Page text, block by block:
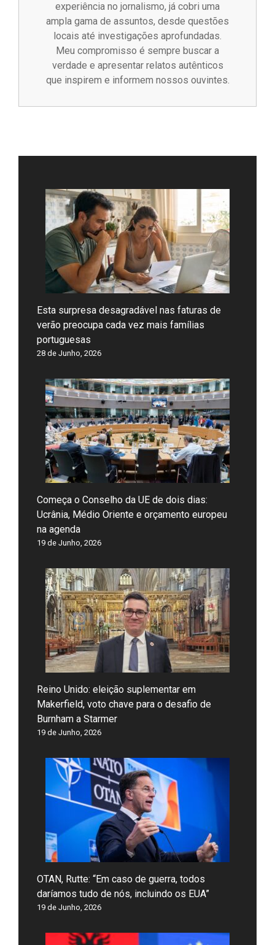
experiência no jornalismo, já cobri uma
ampla gama de assuntos, desde questões
locais até investigações aprofundadas.
Meu compromisso é sempre buscar a
verdade e apresentar relatos autênticos
que inspirem e informem nossos ouvintes.
Esta surpresa desagradável nas faturas de
verão preocupa cada vez mais famílias
portuguesas
28 de Junho, 2026
Começa o Conselho da UE de dois dias:
Ucrânia, Médio Oriente e orçamento europeu
na agenda
19 de Junho, 2026
Reino Unido: eleição suplementar em
Makerfield, voto chave para o desafio de
Burnham a Starmer
19 de Junho, 2026
OTAN, Rutte: “Em caso de guerra, todos
daríamos tudo de nós, incluindo os EUA”
19 de Junho, 2026